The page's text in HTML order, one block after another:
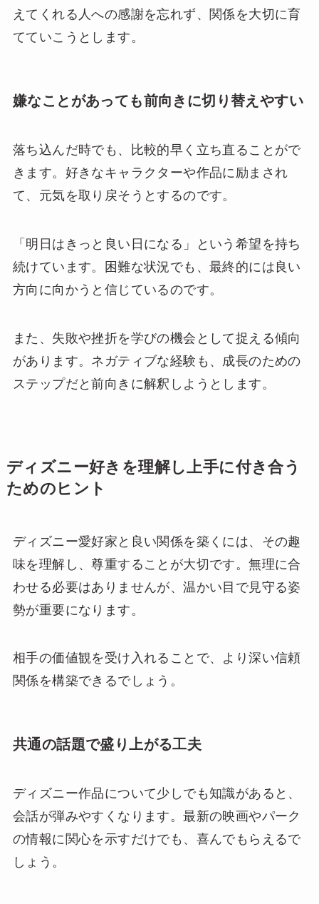
えてくれる人への感謝を忘れず、関係を大切に育
てていこうとします。
嫌なことがあっても前向きに切り替えやすい
落ち込んだ時でも、比較的早く立ち直ることがで
きます。好きなキャラクターや作品に励まされ
て、元気を取り戻そうとするのです。
「明日はきっと良い日になる」という希望を持ち
続けています。困難な状況でも、最終的には良い
方向に向かうと信じているのです。
また、失敗や挫折を学びの機会として捉える傾向
があります。ネガティブな経験も、成長のための
ステップだと前向きに解釈しようとします。
ディズニー好きを理解し上手に付き合う
ためのヒント
ディズニー愛好家と良い関係を築くには、その趣
味を理解し、尊重することが大切です。無理に合
わせる必要はありませんが、温かい目で見守る姿
勢が重要になります。
相手の価値観を受け入れることで、より深い信頼
関係を構築できるでしょう。
共通の話題で盛り上がる工夫
ディズニー作品について少しでも知識があると、
会話が弾みやすくなります。最新の映画やパーク
の情報に関心を示すだけでも、喜んでもらえるで
しょう。